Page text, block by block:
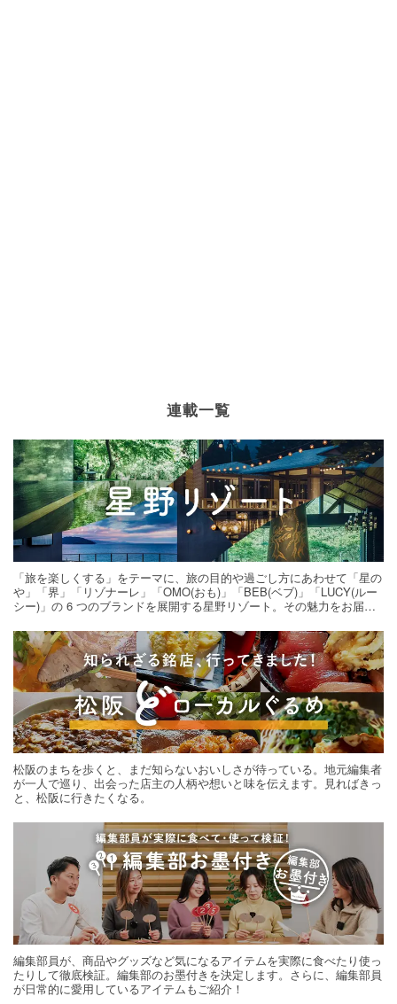
連載一覧
「旅を楽しくする」をテーマに、旅の目的や過ごし方にあわせて「星の
や」「界」「リゾナーレ」「OMO(おも)」「BEB(ベブ)」「LUCY(ルー
シー)」の 6 つのブランドを展開する星野リゾート。その魅力をお届け
松阪のまちを歩くと、まだ知らないおいしさが待っている。地元編集者
が一人で巡り、出会った店主の人柄や想いと味を伝えます。見ればきっ
と、松阪に行きたくなる。
編集部員が、商品やグッズなど気になるアイテムを実際に食べたり使っ
たりして徹底検証。編集部のお墨付きを決定します。さらに、編集部員
が日常的に愛用しているアイテムもご紹介！